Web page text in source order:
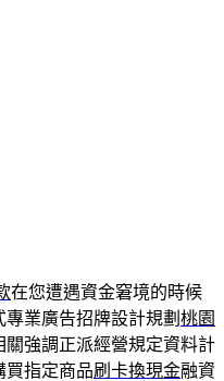
在您遭遇資金窘境的時候
業廣告招牌設計規劃 桃園
關強調正派經營規定資料計
買指定商品刷卡換現金融資